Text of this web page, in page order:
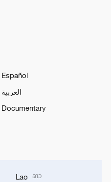
Español
العربية
Documentary
Lao ລາວ